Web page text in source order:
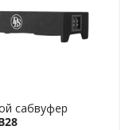
сабвуфер